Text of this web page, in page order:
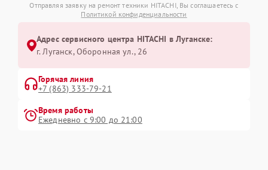
Отправляя заявку на ремонт техники HITACHI, Вы соглашаетесь с
Политикой конфиденциальности
Адрес сервисного центра HITACHI в Луганске:
г. Луганск, Оборонная ул., 26
Горячая линия
+7 (863) 333-79-21
Время работы
Ежедневно с 9:00 до 21:00